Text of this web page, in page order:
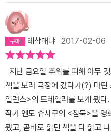
에 가톨릭교도들이 시마바라에
신자 전원이 학살당하는 사건이
지가 매우 난처한 지경에 빠진 상
스페인, 포르투갈에서 파견한 가
도 했을 정도. 세 명의 신부는 드
산타 이사벨 호를 타고 출항을
월 9일에 포르투갈령 인도의 고
갈령 마카오에 도착한다. 이곳에
해 어선으로 위장한 배를 타고 일
에야스(1542~1616)도 1614년 '
하지만, 신자들을 차마 버리고 갈
일본에 남는데, '페레이라도 이들
그는 비밀리에 당시의 상황을 편
신부가 1632년 3월 22일 보낸 편
시작되었습니다. 일곱 명은 한
물보라 앞에 서서, 그 무서운 고
라는 훈계를 들어야 했습니다. 추
서운 기세로 들끓어, 하느님의 도
도였습니다. 그러나 모두가 하느
레삭매냐 2017-02-06
지난 금요일 추위를 피해 아무
책을 보러 극장에 갔다가(?) 마
일런스>의 트레일러를 보게 됐
작가 엔도 슈사쿠의 <침묵>을 영
됐고, 곧바로 읽던 책을 다 읽고